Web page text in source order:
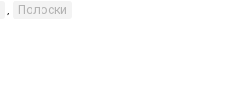
, Полоски